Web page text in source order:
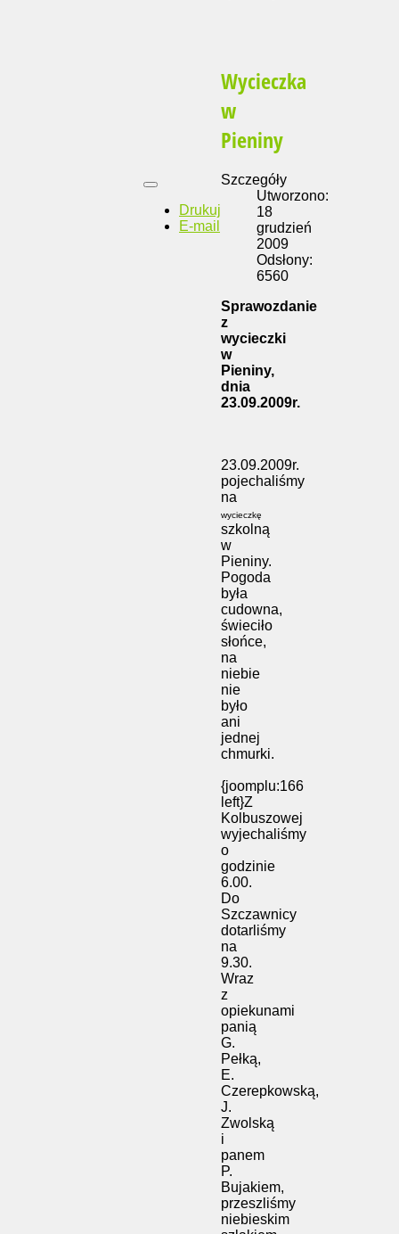
Wycieczka
w
Pieniny
Drukuj
E-mail
Szczegóły
Utworzono:
18
grudzień
2009
Odsłony:
6560
Sprawozdanie
z
wycieczki
w
Pieniny,
dnia
23.09.2009r.
23.09.2009r.
pojechaliśmy
na
wycieczkę
szkolną
w
Pieniny.
Pogoda
była
cudowna,
świeciło
słońce,
na
niebie
nie
było
ani
jednej
chmurki.
{joomplu:166
left}Z
Kolbuszowej
wyjechaliśmy
o
godzinie
6.00.
Do
Szczawnicy
dotarliśmy
na
9.30.
Wraz
z
opiekunami
panią
G.
Pełką,
E.
Czerepkowską,
J.
Zwolską
i
panem
P.
Bujakiem,
przeszliśmy
niebieskim